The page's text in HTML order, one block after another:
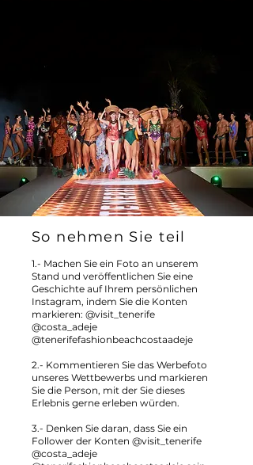
So nehmen Sie teil
1.- Machen Sie ein Foto an unserem
Stand und veröffentlichen Sie eine
Geschichte auf Ihrem persönlichen
Instagram, indem Sie die Konten
markieren: @visit_tenerife
@costa_adeje
@tenerifefashionbeachcostaadeje
2.- Kommentieren Sie das Werbefoto
unseres Wettbewerbs und markieren
Sie die Person, mit der Sie dieses
Erlebnis gerne erleben würden.
3.- Denken Sie daran, dass Sie ein
Follower der Konten @visit_tenerife
@costa_adeje